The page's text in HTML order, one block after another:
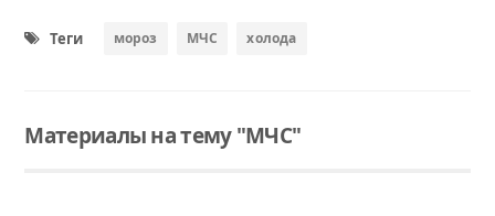
Теги мороз МЧС холода
Материалы на тему "МЧС"